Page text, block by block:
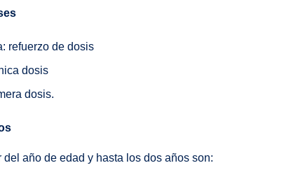
refuerzo de dosis
dosis
dosis.
año de edad y hasta los dos años son: